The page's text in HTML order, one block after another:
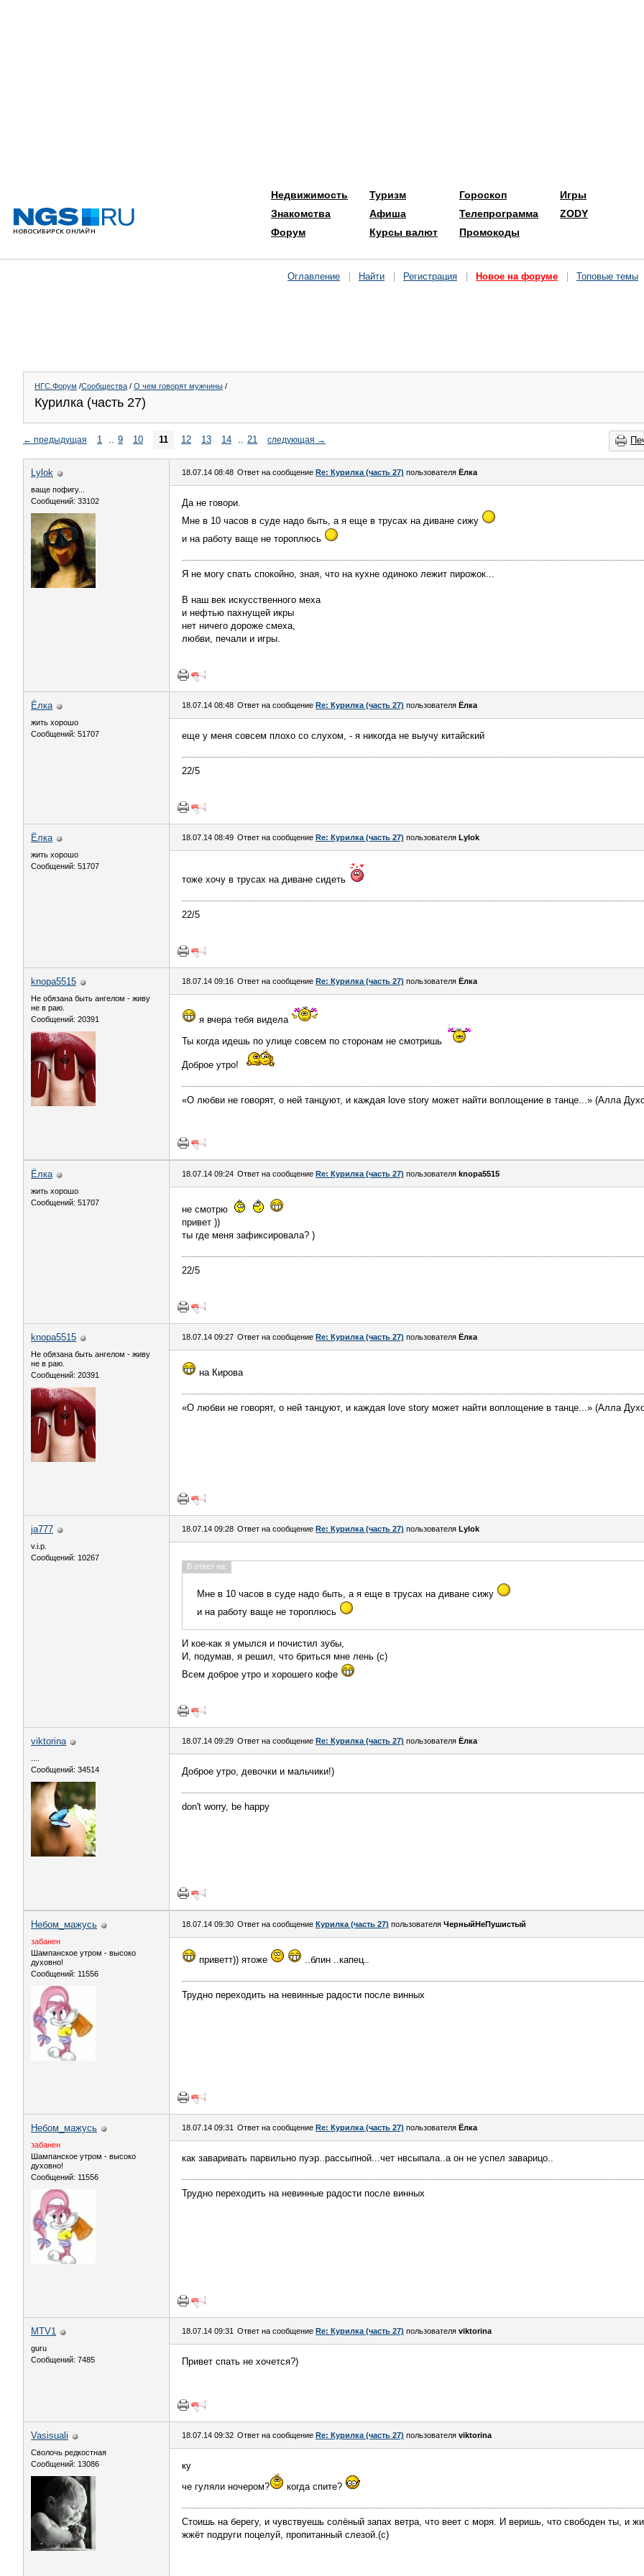
Недвижимость
Знакомства
Форум
Туризм
Афиша
Курсы валют
Гороскоп
Телепрограмма
Промокоды
Игры
ZODY
Оглавление Найти Регистрация Новое на форуме Топовые темы
НГС.Форум /Сообщества / О чем говорят мужчины /
Курилка (часть 27)
← предыдущая 1 .. 9 10 11 12 13 14 .. 21 следующая →
Lylok
ваще пофигу...
Сообщений: 33102
18.07.14 08:48 Ответ на сообщение Re: Курилка (часть 27) пользователя Ёлка
Да не говори.
Мне в 10 часов в суде надо быть, а я еще в трусах на диване сижу
и на работу ваще не тороплюсь
Я не могу спать спокойно, зная, что на кухне одиноко лежит пирожок...
В наш век искусственного меха
и нефтью пахнущей икры
нет ничего дороже смеха,
любви, печали и игры.
Ёлка
жить хорошо
Сообщений: 51707
18.07.14 08:48 Ответ на сообщение Re: Курилка (часть 27) пользователя Ёлка
еще у меня совсем плохо со слухом, - я никогда не выучу китайский
22/5
Ёлка
жить хорошо
Сообщений: 51707
18.07.14 08:49 Ответ на сообщение Re: Курилка (часть 27) пользователя Lylok
тоже хочу в трусах на диване сидеть
22/5
knopa5515
Не обязана быть ангелом - живу
не в раю.
Сообщений: 20391
18.07.14 09:16 Ответ на сообщение Re: Курилка (часть 27) пользователя Ёлка
я вчера тебя видела
Ты когда идешь по улице совсем по сторонам не смотришь
Доброе утро!
«О любви не говорят, о ней танцуют, и каждая love story может найти воплощение в танце...» (Алла
Ёлка
жить хорошо
Сообщений: 51707
18.07.14 09:24 Ответ на сообщение Re: Курилка (часть 27) пользователя knopa5515
не смотрю
привет ))
ты где меня зафиксировала? )
22/5
knopa5515
Не обязана быть ангелом - живу
не в раю.
Сообщений: 20391
18.07.14 09:27 Ответ на сообщение Re: Курилка (часть 27) пользователя Ёлка
на Кирова
«О любви не говорят, о ней танцуют, и каждая love story может найти воплощение в танце...» (Алла
ja777
v.i.p.
Сообщений: 10267
18.07.14 09:28 Ответ на сообщение Re: Курилка (часть 27) пользователя Lylok
В ответ на:
Мне в 10 часов в суде надо быть, а я еще в трусах на диване сижу
и на работу ваще не тороплюсь
И кое-как я умылся и почистил зубы,
И, подумав, я решил, что бриться мне лень (c)
Всем доброе утро и хорошего кофе
viktorina
Сообщений: 34514
18.07.14 09:29 Ответ на сообщение Re: Курилка (часть 27) пользователя Ёлка
Доброе утро, девочки и мальчики!)
don't worry, be happy
Небом_мaжусь
забанен
Шампанское утром - высоко
духовно!
Сообщений: 11556
18.07.14 09:30 Ответ на сообщение Курилка (часть 27) пользователя ЧерныйНеПушистый
приветт)) ятоже ..блин ..капец..
Трудно переходить на невинные радости после винных
Небом_мaжусь
забанен
Шампанское утром - высоко
духовно!
Сообщений: 11556
18.07.14 09:31 Ответ на сообщение Re: Курилка (часть 27) пользователя Ёлка
как заваривать парвильно пуэр..рассыпной...чет нвсыпала..а он не успел заварицо..
Трудно переходить на невинные радости после винных
MTV1
guru
Сообщений: 7485
18.07.14 09:31 Ответ на сообщение Re: Курилка (часть 27) пользователя viktorina
Привет спать не хочется?)
Vasisuali
Сволочь редкостная
Сообщений: 13086
18.07.14 09:32 Ответ на сообщение Re: Курилка (часть 27) пользователя viktorina
ку
че гуляли ночером?
когда спите?
Стоишь на берегу, и чувствуешь солёный запах ветра, что веет с моря. И веришь, что свободен ты, и
жжёт подруги поцелуй, пропитанный слезой.(с)